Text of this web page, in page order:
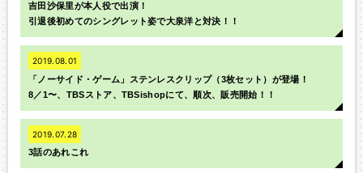
吉田沙保里が本人役で出演！
引退後初めてのシングレット姿で大泉洋と対決！！
2019.08.01
「ノーサイド・ゲーム」ステンレスクリップ（3枚セット）が登場！
8／1〜、TBSストア、TBSishopにて、順次、販売開始！！
2019.07.28
3話のあれこれ